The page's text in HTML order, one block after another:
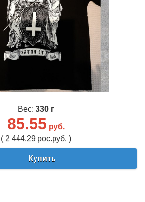
Вес: 330 г
85.55 руб.
( 2 444.29 рос.руб. )
Купить